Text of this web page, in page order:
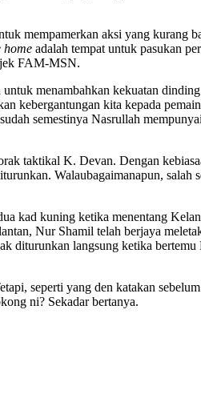
mempamerkan aksi yang kurang
home adalah tempat untuk pasukan
FAM-MSN.
menambahkan kekuatan
kebergantungan kita kepada
semestinya Nasrullah
taktikal K. Devan. Dengan
Walaubagaimanapun, salah
kad kuning ketika menentang
Nur Shamil telah berjaya
diturunkan langsung ketika
seperti yang den katakan
ni? Sekadar bertanya.